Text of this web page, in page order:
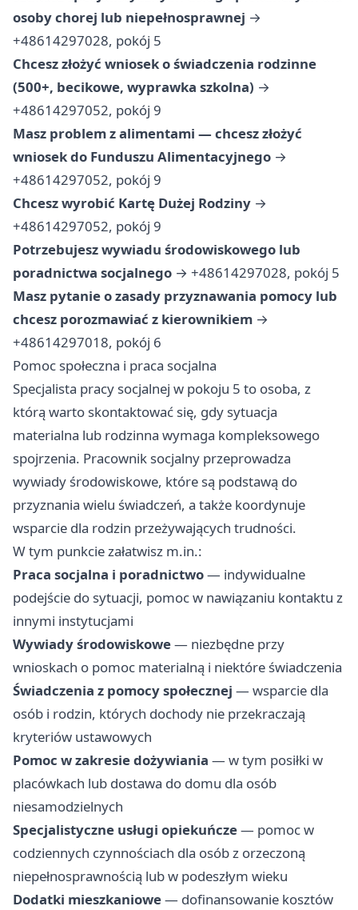
osoby chorej lub niepełnosprawnej →
+48614297028, pokój 5
Chcesz złożyć wniosek o świadczenia rodzinne
(500+, becikowe, wyprawka szkolna) →
+48614297052, pokój 9
Masz problem z alimentami — chcesz złożyć
wniosek do Funduszu Alimentacyjnego →
+48614297052, pokój 9
Chcesz wyrobić Kartę Dużej Rodziny →
+48614297052, pokój 9
Potrzebujesz wywiadu środowiskowego lub
poradnictwa socjalnego → +48614297028, pokój 5
Masz pytanie o zasady przyznawania pomocy lub
chcesz porozmawiać z kierownikiem →
+48614297018, pokój 6
Pomoc społeczna i praca socjalna
Specjalista pracy socjalnej w pokoju 5 to osoba, z
którą warto skontaktować się, gdy sytuacja
materialna lub rodzinna wymaga kompleksowego
spojrzenia. Pracownik socjalny przeprowadza
wywiady środowiskowe, które są podstawą do
przyznania wielu świadczeń, a także koordynuje
wsparcie dla rodzin przeżywających trudności.
W tym punkcie załatwisz m.in.:
Praca socjalna i poradnictwo— indywidualne
podejście do sytuacji, pomoc w nawiązaniu kontaktu z
innymi instytucjami
Wywiady środowiskowe— niezbędne przy
wnioskach o pomoc materialną i niektóre świadczenia
Świadczenia z pomocy społecznej — wsparcie dla
osób i rodzin, których dochody nie przekraczają
kryteriów ustawowych
Pomoc w zakresie dożywiania — w tym posiłki w
placówkach lub dostawa do domu dla osób
niesamodzielnych
Specjalistyczne usługi opiekuńcze— pomoc w
codziennych czynnościach dla osób z orzeczoną
niepełnosprawnością lub w podeszłym wieku
Dodatki mieszkaniowe— dofinansowanie kosztów